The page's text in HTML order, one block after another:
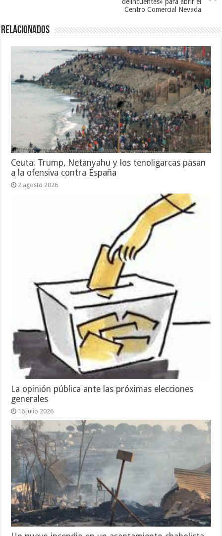
Centro Comercial Nevada
Relacionados
Ceuta: Trump, Netanyahu y los tenoligarcas pasan
a la ofensiva contra España
2 agosto 2026
La opinión pública ante las próximas elecciones
generales
16 julio 2026